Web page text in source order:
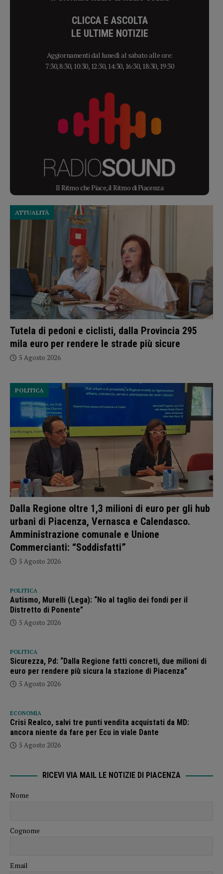
CLICCA E ASCOLTA
LE ULTIME NOTIZIE
Aggiornamenti dal lunedì al sabato alle ore:
7:30, 8:30, 10:30, 12:30, 14:30, 16:30, 18:30, 19:30
Il Ritmo che Piace, il Ritmo di Piacenza
Tutela di pedoni e ciclisti, dalla Provincia 295
mila euro per rendere le strade più sicure
ATTUALITÀ
5 Agosto 2026
Dalla Regione oltre 1,3 milioni di euro per gli hub
urbani di Piacenza, Vernasca e Calendasco.
Amministrazione comunale e Unione
Commercianti: “Soddisfatti”
POLITICA
5 Agosto 2026
POLITICA
Autismo, Murelli (Lega): “No al taglio dei fondi per il
Distretto di Ponente”
5 Agosto 2026
POLITICA
Sicurezza, Pd: “Dalla Regione fatti concreti, due milioni di
euro per rendere più sicura la stazione di Piacenza”
5 Agosto 2026
ECONOMIA
Crisi Realco, salvi tre punti vendita acquistati da MD:
ancora niente da fare per Ecu in viale Dante
5 Agosto 2026
RICEVI VIA MAIL LE NOTIZIE DI PIACENZA
Nome
Cognome
Email